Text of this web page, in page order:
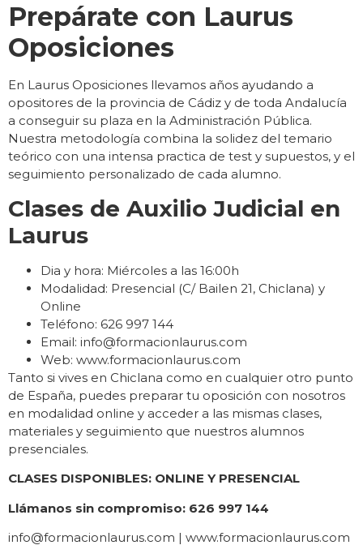
Prepárate con Laurus
Oposiciones
En Laurus Oposiciones llevamos años ayudando a
opositores de la provincia de Cádiz y de toda Andalucía
a conseguir su plaza en la Administración Pública.
Nuestra metodología combina la solidez del temario
teórico con una intensa practica de test y supuestos, y el
seguimiento personalizado de cada alumno.
Clases de Auxilio Judicial en
Laurus
Dia y hora: Miércoles a las 16:00h
Modalidad: Presencial (C/ Bailen 21, Chiclana) y
Online
Teléfono: 626 997 144
Email: info@formacionlaurus.com
Web: www.formacionlaurus.com
Tanto si vives en Chiclana como en cualquier otro punto
de España, puedes preparar tu oposición con nosotros
en modalidad online y acceder a las mismas clases,
materiales y seguimiento que nuestros alumnos
presenciales.
CLASES DISPONIBLES: ONLINE Y PRESENCIAL
Llámanos sin compromiso: 626 997 144
info@formacionlaurus.com | www.formacionlaurus.com